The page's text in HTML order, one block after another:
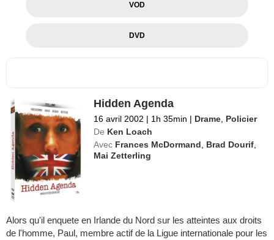
VOD
DVD
Hidden Agenda
16 avril 2002 | 1h 35min | Drame, Policier
De Ken Loach
Avec Frances McDormand, Brad Dourif,
Mai Zetterling
Alors qu'il enquete en Irlande du Nord sur les atteintes aux droits
de l'homme, Paul, membre actif de la Ligue internationale pour les